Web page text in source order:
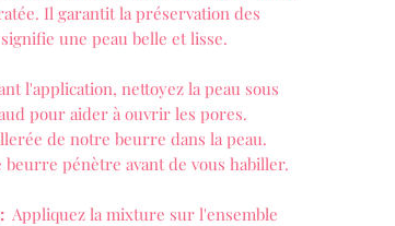
Il garantit la préservation des
une peau belle et lisse.
l'application, nettoyez la peau sous
pour aider à ouvrir les pores.
de notre beurre dans la peau.
pénètre avant de vous habiller.
Appliquez la mixture sur l'ensemble